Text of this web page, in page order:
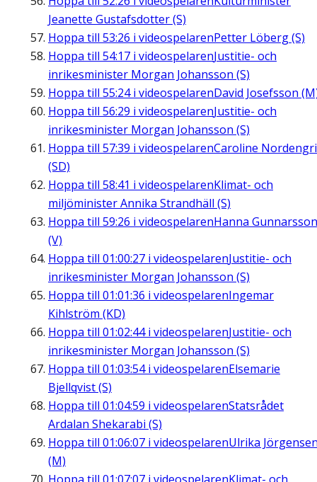
Jeanette Gustafsdotter (S)
Hoppa till 53:26 i videospelarenPetter Löberg (S)
Hoppa till 54:17 i videospelarenJustitie- och
inrikesminister Morgan Johansson (S)
Hoppa till 55:24i videospelarenDavid Josefsson
Hoppa till 56:29 i videospelarenJustitie- och
inrikesminister Morgan Johansson (S)
Hoppa till 57:39 i videospelarenCaroline
(SD)
Hoppa till 58:41 i videospelarenKlimat- och
miljöminister Annika Strandhäll (S)
Hoppa till 59:26 i videospelarenHanna Gunnarsson
(V)
Hoppa till 01:00:27 i videospelarenJustitie- och
inrikesminister Morgan Johansson (S)
Hoppa till 01:01:36 i videospelarenIngemar
Kihlström (KD)
Hoppa till 01:02:44i videospelarenJustitie- och
inrikesminister Morgan Johansson (S)
Hoppa till 01:03:54i videospelarenElsemarie
Bjellqvist (S)
Hoppa till 01:04:59 i videospelarenStatsrådet
Ardalan Shekarabi (S)
Hoppa till 01:06:07 i videospelarenUlrika
(M)